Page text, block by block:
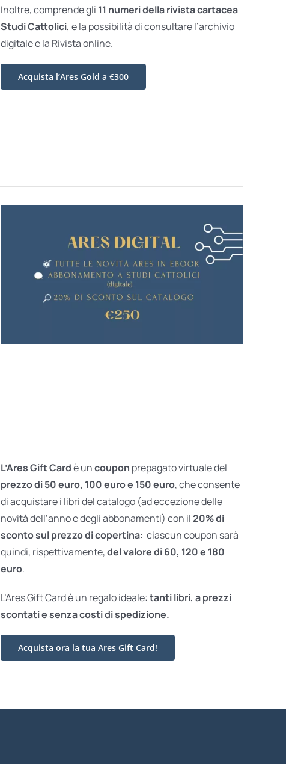
Inoltre, comprende gli 11 numeri della rivista cartacea
Studi Cattolici, e la possibilità di consultare l’archivio
digitale e la Rivista online.
Acquista l’Ares Gold a €300
L’Ares Gift Cardè uncoupon prepagato virtuale del
prezzo di 50 euro, 100 euro e 150 euro, che consente
di acquistare i libri del catalogo (ad eccezione delle
novità dell’anno e degli abbonamenti) con il20% di
sconto sul prezzo di copertina: ciascun coupon sarà
quindi, rispettivamente,del valore di 60, 120 e 180
euro.
L’Ares Gift Card è un regalo ideale: tanti libri, a prezzi
scontati esenza costi di spedizione.
Acquista ora la tua Ares Gift Card!